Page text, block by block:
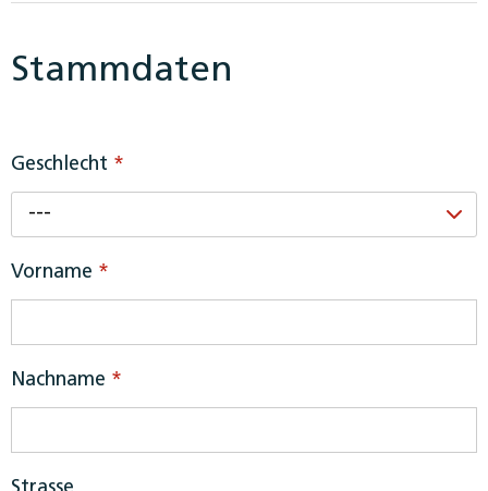
Stammdaten
Geschlecht *
---
Vorname *
Nachname *